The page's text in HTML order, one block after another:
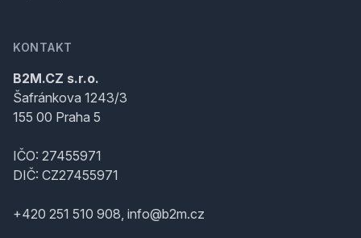
KONTAKT
B2M.CZ s.r.o.
Šafránkova 1243/3
155 00 Praha 5
IČO: 27455971
DIČ: CZ27455971
+420 251 510 908, info@b2m.cz